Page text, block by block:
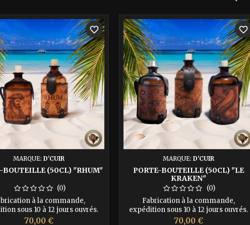
MARQUE:D'CUIR
BOUTEILLE (50CL) "RHUM"
(0)
à la commande,
sous 10 à 12 jours ouvrés.
votre bouteille de rhum comme
Prix
70,00 €
favorite_border
MARQUE: D'CUIR
PORTE-BOUTEILLE (50CL) "LE
KRAKEN"
(0)
Fabrication à la commande,
expédition sous 10 à 12 jours ouvrés.
Incarnez l'esprit intrépide des pirates
Prix
70,00 €
favorite_border